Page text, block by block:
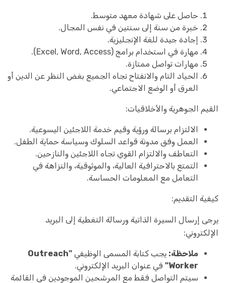
حاصل على شهادة معهد متوسط.
خبرة من سنة إلى سنتين في نفس المجال.
إجادة جيدة للغة الإنجليزية.
مهارة في استخدام برامج (Excel, Word, Access).
مهارات تواصل ممتازة.
الحياد التام والانفتاح تجاه الجميع بغض النظر عن الدين أو
العرق أو الوضع الاجتماعي.
القيم الجوهرية والأخلاقيات:
الالتزام برسالة ورؤية وقيم خدمة اللاجئين اليسوعية.
العمل وفق مدونة قواعد السلوك وسياسة حماية الطفل.
التعاطف والالتزام القوي تجاه اللاجئين والنازحين.
التمتع بالاحترافية العالية، والموثوقية، والنزاهة في
التعامل مع المعلومات الحساسة.
كيفية التقديم:
يرجى إرسال السيرة الذاتية ورسالة التغطية إلى البريد
الإلكتروني:
ملاحظة: يجب كتابة المسمى الوظيفي
"Outreach
Worker"
في عنوان البريد الإلكتروني.
سيتم التواصل فقط مع المرشحين الموجودين في القائمة